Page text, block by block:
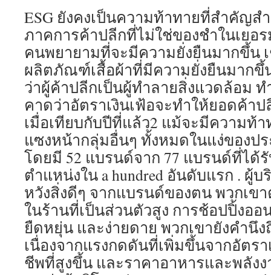
ESG ยังคงเป็นความท้าทายที่สำคัญ
ภาคการค้าปลีกที่ไม่ใช่ของชำในเย
คนพยายามที่จะมีความยั่งยืนมากขึ้น
ผลิตภัณฑ์เสื้อผ้าที่มีความยั่งยืนมากขึ้
ว่าผู้ค้าปลีกเป็นผู้ทำลายสิ่งแวดล้อม ท
คาดว่าอัตราเงินเฟ้อจะทำให้ยอดค้าป
เมื่อเทียบกับปีที่แล้ว2 แม้จะมีความท้
แซงหน้ากลุ่มอื่นๆ ทั้งหมดในแง่ของป
โดยมี 52 แบรนด์จาก 77 แบรนด์ที่ได้
ตำแหน่งใน a hundred อันดับแรก . ผู้
หวังสิ่งดีๆ จากแบรนด์ของตน พวกเข
ในร้านที่เป็นส่วนตัวสูง การช้อปปิ้งออ
ยืดหยุ่น และง่ายดาย พวกเขายังคำนึ
เนื่องจากแรงกดดันที่เพิ่มขึ้นจากอัตรา
ชีพที่สูงขึ้น และราคาอาหารและพลัง